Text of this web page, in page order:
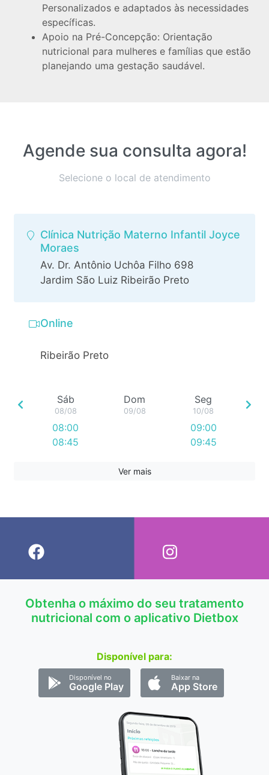
Personalizados e adaptados às necessidades
específicas.
Apoio na Pré-Concepção: Orientação
nutricional para mulheres e famílias que estão
planejando uma gestação saudável.
Agende sua consulta agora!
Selecione o local de atendimento
Clínica Nutrição Materno Infantil Joyce
Moraes
Av. Dr. Antônio Uchôa Filho 698
Jardim São Luiz Ribeirão Preto
Online
Ribeirão Preto
Sáb
08/08
08:00
08:45
Dom
09/08
Seg
10/08
09:00
09:45
15:30
Ver mais
Obtenha o máximo do seu tratamento
nutricional com o aplicativo Dietbox
Disponível para:
Disponível no
Google Play
Baixar na
App Store